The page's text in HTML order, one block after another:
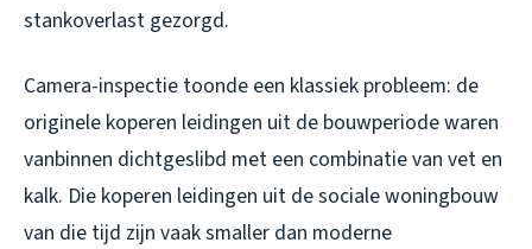
stankoverlast gezorgd.
Camera-inspectie toonde een klassiek probleem: de
originele koperen leidingen uit de bouwperiode waren
vanbinnen dichtgeslibd met een combinatie van vet en
kalk. Die koperen leidingen uit de sociale woningbouw
van die tijd zijn vaak smaller dan moderne